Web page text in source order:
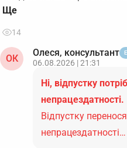
14
ОК
Олеся, консультант
06.08.2026 | 21:31
Ні, відпустку
непрацездатності.
Відпустку
непрацездатності…